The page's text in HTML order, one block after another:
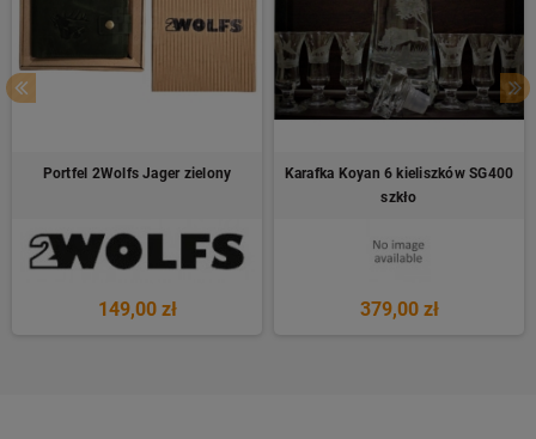
Portfel 2Wolfs Jager zielony
149,00 zł
Karafka Koyan 6 kieliszków SG400
szkło
379,00 zł